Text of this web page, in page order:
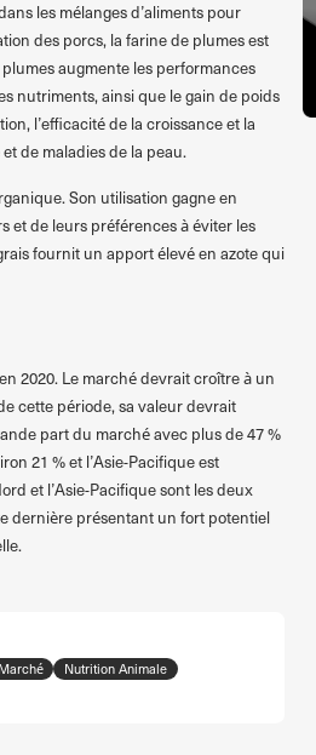
les mélanges d’aliments pour
des porcs, la farine de plumes est
augmente les performances
nutriments, ainsi que le gain de poids
l’efficacité de la croissance et la
de maladies de la peau.
Son utilisation gagne en
et de leurs préférences à éviter les
fournit un apport élevé en azote qui
2020. Le marché devrait croître à un
cette période, sa valeur devrait
part du marché avec plus de 47 %
21 % et l’Asie-Pacifique est
et l’Asie-Pacifique sont les deux
dernière présentant un fort potentiel
Nutrition Animale